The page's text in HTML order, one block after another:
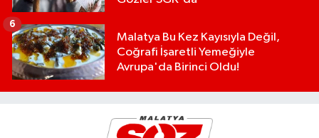
Malatya Bu Kez Kayısıyla Değil,
Coğrafi İşaretli Yemeğiyle
Avrupa'da Birinci Oldu!
6